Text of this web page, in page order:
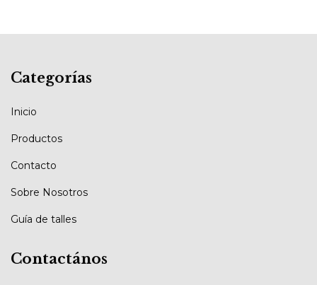
Categorías
Inicio
Productos
Contacto
Sobre Nosotros
Guía de talles
Contactános